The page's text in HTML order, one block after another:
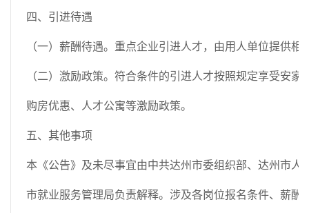
四、引进待遇
（一）薪酬待遇。重点企业引进人才，由用人单位提供相
（二）激励政策。符合条件的引进人才按照规定享受安家
购房优惠、人才公寓等激励政策。
五、其他事项
本《公告》及未尽事宜由中共达州市委组织部、达州市人
市就业服务管理局负责解释。涉及各岗位报名条件、薪酬